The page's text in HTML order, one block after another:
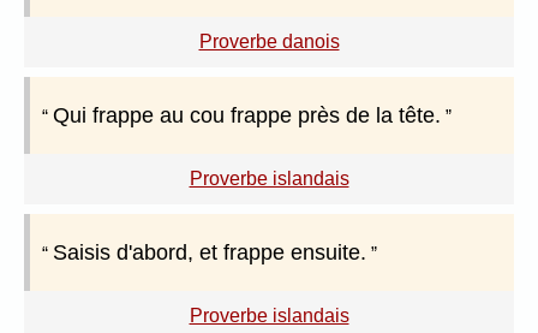
Proverbe danois
Qui frappe au cou frappe près de la tête.
Proverbe islandais
Saisis d'abord, et frappe ensuite.
Proverbe islandais